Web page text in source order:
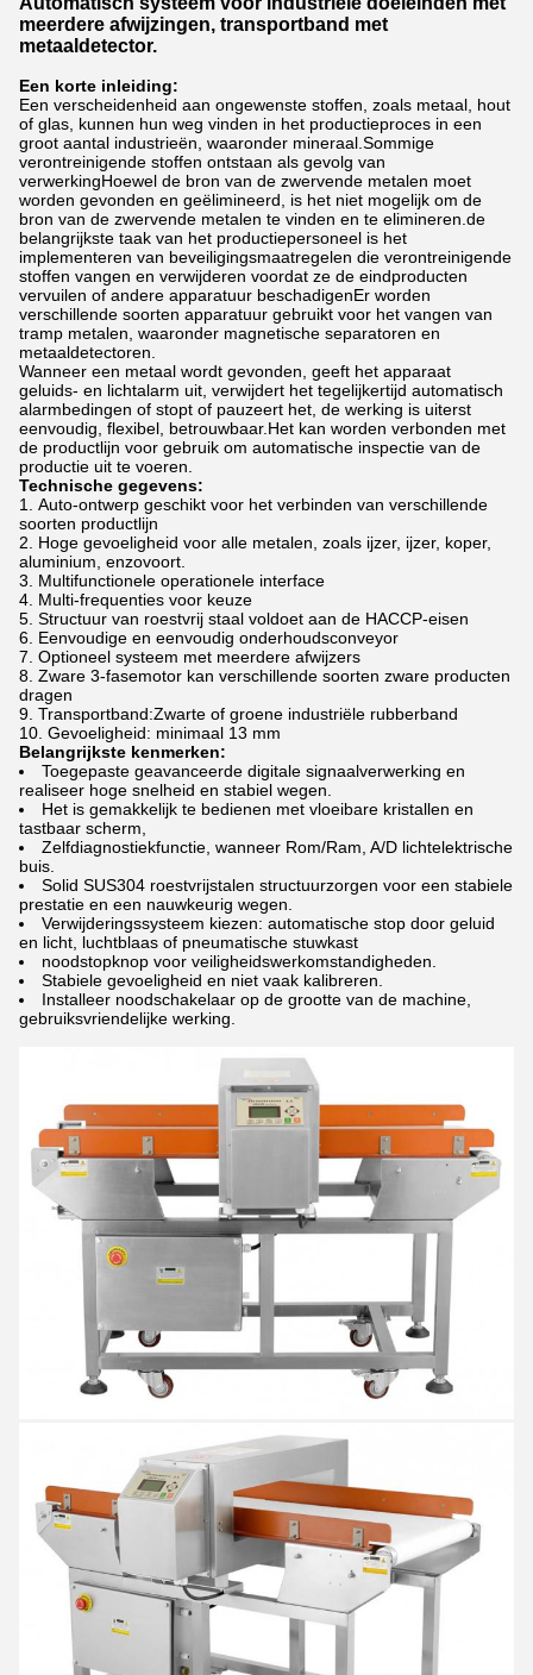
meerdere afwijzingen, transportband met
metaaldetector.
Een korte inleiding:
Een verscheidenheid aan ongewenste stoffen, zoals metaal, hout
of glas, kunnen hun weg vinden in het productieproces in een
groot aantal industrieën, waaronder mineraal.Sommige
verontreinigende stoffen ontstaan als gevolg van
verwerkingHoewel de bron van de zwervende metalen moet
worden gevonden en geëlimineerd, is het niet mogelijk om de
bron van de zwervende metalen te vinden en te elimineren.de
belangrijkste taak van het productiepersoneel is het
implementeren van beveiligingsmaatregelen die verontreinigende
stoffen vangen en verwijderen voordat ze de eindproducten
vervuilen of andere apparatuur beschadigenEr worden
verschillende soorten apparatuur gebruikt voor het vangen van
tramp metalen, waaronder magnetische separatoren en
metaaldetectoren.
Wanneer een metaal wordt gevonden, geeft het apparaat
geluids- en lichtalarm uit, verwijdert het tegelijkertijd automatisch
alarmbedingen of stopt of pauzeert het, de werking is uiterst
eenvoudig, flexibel, betrouwbaar.Het kan worden verbonden met
de productlijn voor gebruik om automatische inspectie van de
productie uit te voeren.
Technische gegevens:
Auto-ontwerp geschikt voor het verbinden van verschillende
soorten productlijn
Hoge gevoeligheid voor alle metalen, zoals ijzer, ijzer, koper,
aluminium, enzovoort.
Multifunctionele operationele interface
Multi-frequenties voor keuze
Structuur van roestvrij staal voldoet aan de HACCP-eisen
Eenvoudige en eenvoudig onderhoudsconveyor
Optioneel systeem met meerdere afwijzers
Zware 3-fasemotor kan verschillende soorten zware producten
dragen
Transportband:Zwarte of groene industriële rubberband
Gevoeligheid: minimaal 13 mm
Belangrijkste kenmerken:
Toegepaste geavanceerde digitale signaalverwerking en
realiseer hoge snelheid en stabiel wegen.
Het is gemakkelijk te bedienen met vloeibare kristallen en
tastbaar scherm,
Zelfdiagnostiekfunctie, wanneer Rom/Ram, A/D lichtelektrische
buis.
Solid SUS304 roestvrijstalen structuurzorgen voor een stabiele
prestatie en een nauwkeurig wegen.
Verwijderingssysteem kiezen: automatische stop door geluid
en licht, luchtblaas of pneumatische stuwkast
noodstopknop voor veiligheidswerkomstandigheden.
Stabiele gevoeligheid en niet vaak kalibreren.
Installeer noodschakelaar op de grootte van de machine,
gebruiksvriendelijke werking.